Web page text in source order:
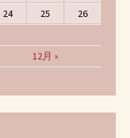
12月 »
24 25
26